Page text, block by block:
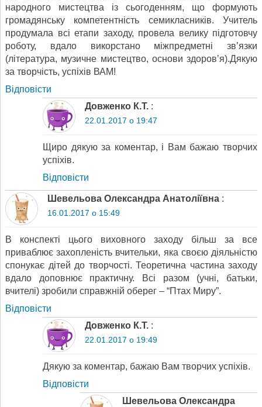
народного мистецтва із сьогоденням, що формують
громадянську компетентність семикласників. Учитель
продумала всі етапи заходу, провела велику підготовчу
роботу, вдало викорстано міжпредметні зв’язки
(література, музичне мистецтво, основи здоров’я).Дякую
за творчість, успіхів ВАМ!
Відповіcти
Довженко К.Т. :
22.01.2017 о 19:47
Щиро дякую за коментар, і Вам бажаю творчих
успіхів.
Відповіcти
Шевельова Олександра Анатоліївна :
16.01.2017 о 15:49
В конспекті цього виховного заходу більш за все
приваблює захопленість вчительки, яка своєю діяльністю
спонукає дітей до творчості. Теоретична частина заходу
вдало доповнює практичну. Всі разом (учні, батьки,
вчителі) зробили справжній оберег – “Птах Миру”.
Відповіcти
Довженко К.Т. :
22.01.2017 о 19:49
Дякую за коментар, бажаю Вам творчих успіхів.
Відповіcти
Шевельова Олександра